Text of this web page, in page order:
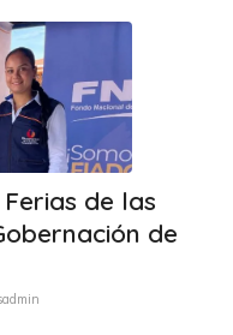
de las
de